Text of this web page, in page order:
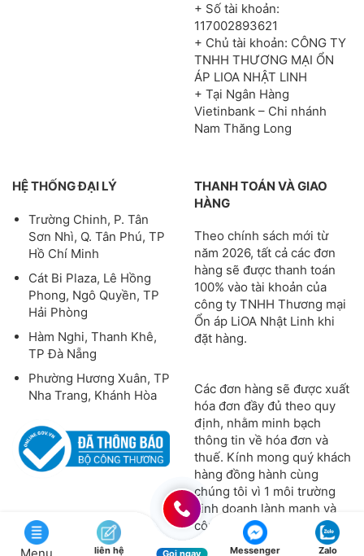
+ Số tài khoản:
117002893621
+ Chủ tài khoản: CÔNG TY
TNHH THƯƠNG MẠI ỔN
ÁP LIOA NHẬT LINH
+ Tại Ngân Hàng
Vietinbank – Chi nhánh
Nam Thăng Long
HỆ THỐNG ĐẠI LÝ
Trường Chinh, P. Tân
Sơn Nhì, Q. Tân Phú, TP
Hồ Chí Minh
Cát Bi Plaza, Lê Hồng
Phong, Ngô Quyền, TP
Hải Phòng
Hàm Nghi, Thanh Khê,
TP Đà Nẵng
Phường Hương Xuân, TP
Nha Trang, Khánh Hòa
THANH TOÁN VÀ GIAO
HÀNG
Theo chính sách mới từ
năm 2026, tất cả các đơn
hàng sẽ được thanh toán
100% vào tài khoản của
công ty TNHH Thương mại
Ổn áp LiOA Nhật Linh khi
đặt hàng.
Các đơn hàng sẽ được xuất
hóa đơn đầy đủ theo quy
định, nhằm minh bạch
thông tin về hóa đơn và
thuế. Kính mong quý khách
hàng đồng hành cùng
chúng tôi vì 1 môi trường
kinh doanh lành mạnh và
công bằng!
liên hệ Gọi ngay Messenger Zalo